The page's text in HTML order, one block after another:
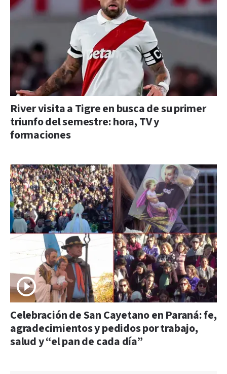
River visita a Tigre en busca de su primer
triunfo del semestre: hora, TV y
formaciones
Celebración de San Cayetano en Paraná: fe,
agradecimientos y pedidos por trabajo,
salud y “el pan de cada día”